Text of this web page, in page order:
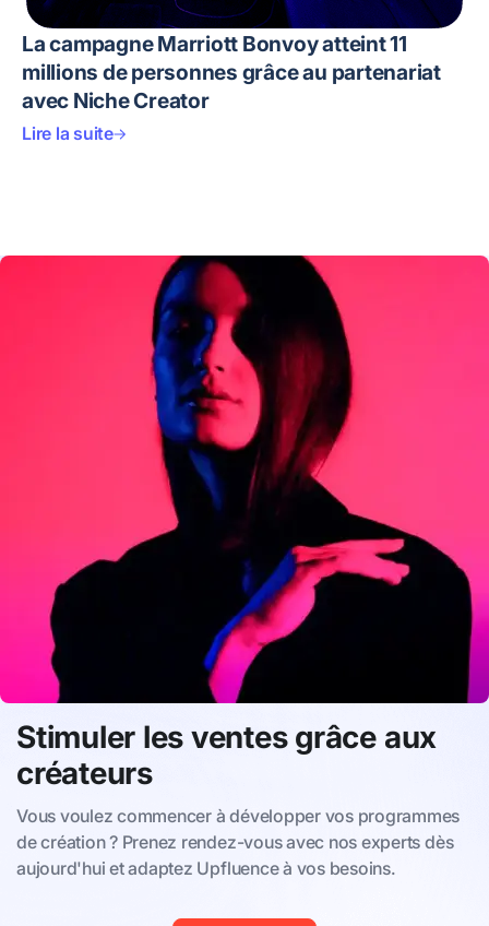
La campagne Marriott Bonvoy atteint 11
millions de personnes grâce au partenariat
avec Niche Creator
Lire la suite
Stimuler les ventes grâce aux
créateurs
Vous voulez commencer à développer vos programmes
de création ? Prenez rendez-vous avec nos experts dès
aujourd'hui et adaptez Upfluence à vos besoins.